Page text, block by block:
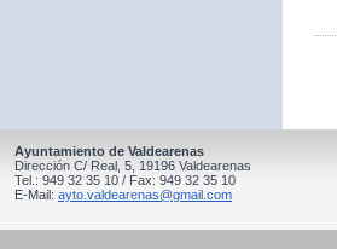
Ayuntamiento de Valdearenas
Dirección C/ Real, 5, 19196 Valdearenas
Tel.: 949 32 35 10 / Fax: 949 32 35 10
E-Mail: ayto.valdearenas@gmail.com